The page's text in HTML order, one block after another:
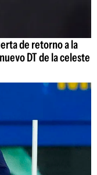
de retorno a la
DT de la celeste